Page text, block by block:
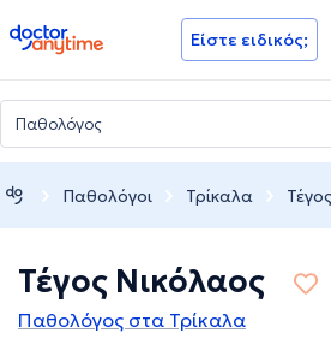
doctoranytime Είστε ειδικός;
Παθολόγοι Τρίκαλα
Τέγος Νικόλαος
Παθολόγος στα Τρίκαλα